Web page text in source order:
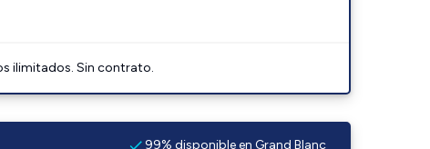
ilimitados. Sin contrato.
99% disponible en Grand Blanc